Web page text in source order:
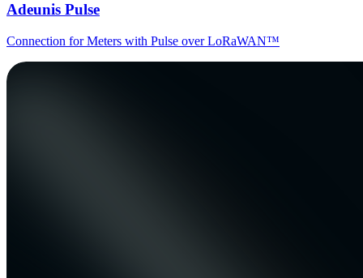
Adeunis Pulse
Connection for Meters with Pulse over LoRaWAN™